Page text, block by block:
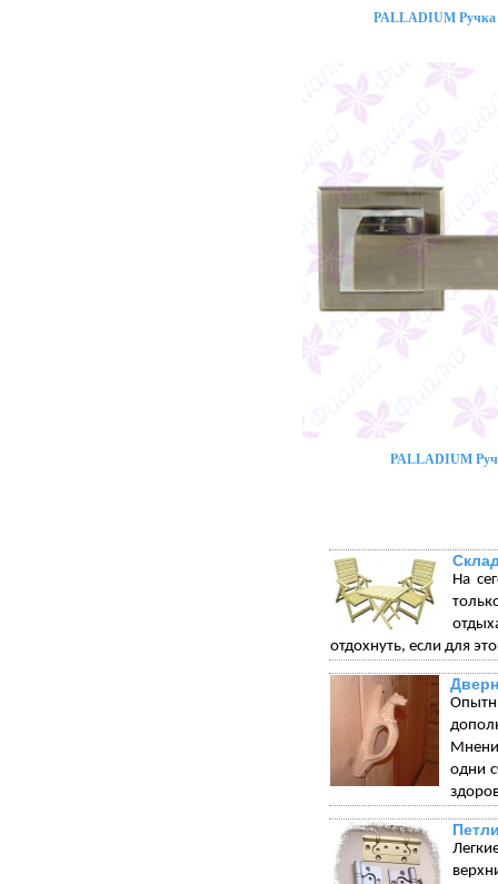
PALLADIUM Ручка
PALLADIUM
На
отдохнуть, если для
одни